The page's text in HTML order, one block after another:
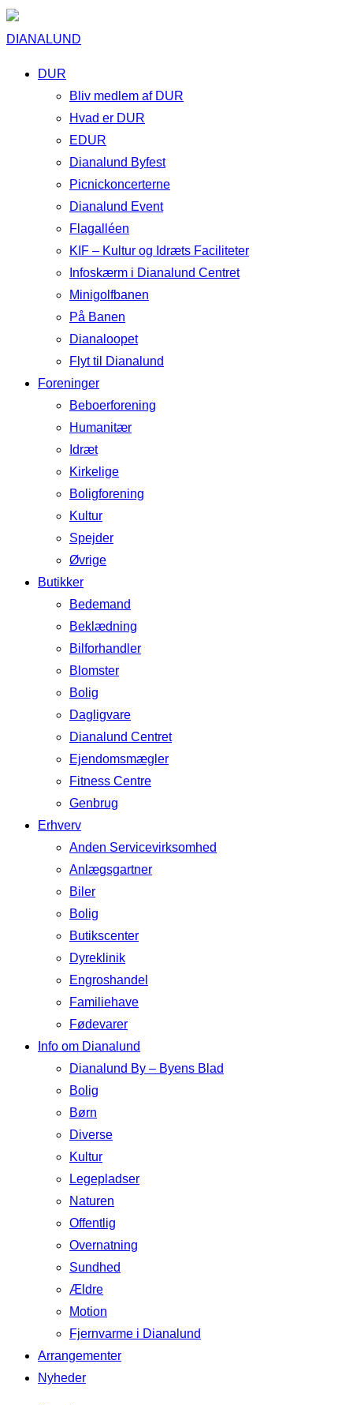
DIANALUND
DUR
Bliv medlem af DUR
Hvad er DUR
EDUR
Dianalund Byfest
Picnickoncerterne
Dianalund Event
Flagalléen
KIF – Kultur og Idræts Faciliteter
Infoskærm i Dianalund Centret
Minigolfbanen
På Banen
Dianaloopet
Flyt til Dianalund
Foreninger
Beboerforening
Humanitær
Idræt
Kirkelige
Boligforening
Kultur
Spejder
Øvrige
Butikker
Bedemand
Beklædning
Bilforhandler
Blomster
Bolig
Dagligvare
Dianalund Centret
Ejendomsmægler
Fitness Centre
Genbrug
Erhverv
Anden Servicevirksomhed
Anlægsgartner
Biler
Bolig
Butikscenter
Dyreklinik
Engroshandel
Familiehave
Fødevarer
Info om Dianalund
Dianalund By – Byens Blad
Bolig
Børn
Diverse
Kultur
Legepladser
Naturen
Offentlig
Overnatning
Sundhed
Ældre
Motion
Fjernvarme i Dianalund
Arrangementer
Nyheder